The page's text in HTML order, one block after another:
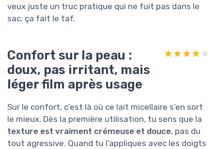
veux juste un truc pratique qui ne fuit pas dans le
sac, ça fait le taf.
Confort sur la peau :
doux, pas irritant, mais
léger film après usage
★★★★★
★★★★★
Sur le confort, c’est là où ce lait micellaire s’en sort
le mieux. Dès la première utilisation, tu sens que la
texture est vraiment crémeuse et douce, pas du
tout agressive. Quand tu l’appliques avec les doigts